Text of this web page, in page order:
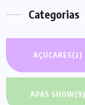
Categorias
AÇÚCARES(2)
APAS SHOW(9)